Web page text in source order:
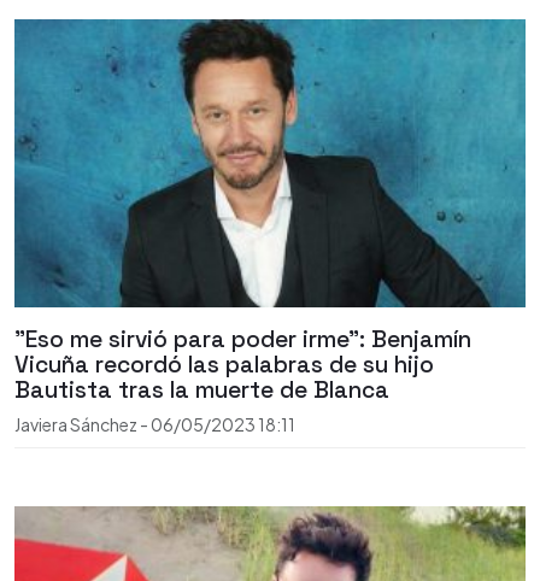
"Eso me sirvió para poder irme": Benjamín
Vicuña recordó las palabras de su hijo
Bautista tras la muerte de Blanca
Javiera Sánchez - 06/05/2023 18:11